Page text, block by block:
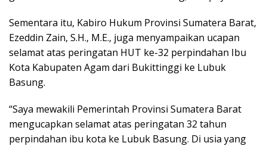
Sementara itu, Kabiro Hukum Provinsi Sumatera Barat,
Ezeddin Zain, S.H., M.E., juga menyampaikan ucapan
selamat atas peringatan HUT ke-32 perpindahan Ibu
Kota Kabupaten Agam dari Bukittinggi ke Lubuk
Basung.
“Saya mewakili Pemerintah Provinsi Sumatera Barat
mengucapkan selamat atas peringatan 32 tahun
perpindahan ibu kota ke Lubuk Basung. Di usia yang